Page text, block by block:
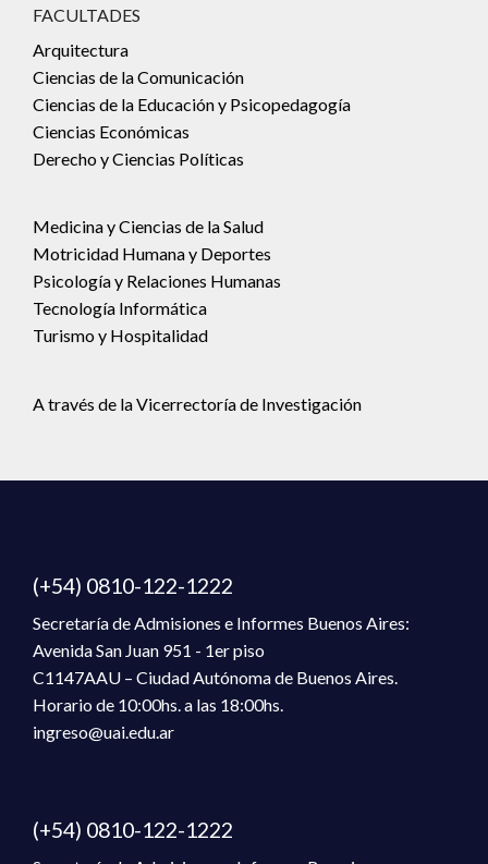
FACULTADES
Arquitectura
Ciencias de la Comunicación
Ciencias de la Educación y Psicopedagogía
Ciencias Económicas
Derecho y Ciencias Políticas
Medicina y Ciencias de la Salud
Motricidad Humana y Deportes
Psicología y Relaciones Humanas
Tecnología Informática
Turismo y Hospitalidad
A través de la Vicerrectoría de Investigación
(+54) 0810-122-1222
Secretaría de Admisiones e Informes Buenos Aires:
Avenida San Juan 951 - 1er piso
C1147AAU – Ciudad Autónoma de Buenos Aires.
Horario de 10:00hs. a las 18:00hs.
ingreso@uai.edu.ar
(+54) 0810-122-1222